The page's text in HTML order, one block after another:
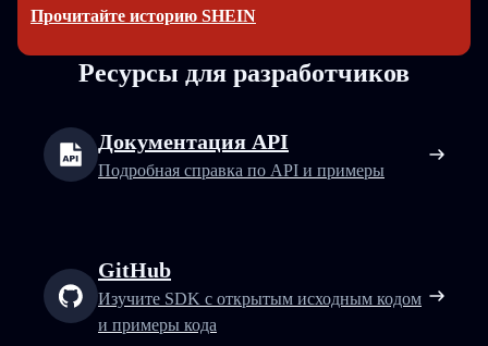
Прочитайте историю SHEIN
Ресурсы для разработчиков
Документация API
Подробная справка по API и примеры
GitHub
Изучите SDK с открытым исходным кодом
и примеры кода